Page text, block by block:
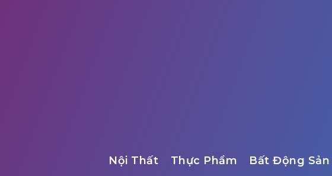
Nội Thất Thực Phẩm Bất Động Sản